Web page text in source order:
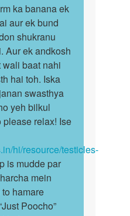
ka banana ek
aur ek bund
shukranu
Aur ek andkosh
baat nahi
hai toh. Iska
swasthya
yeh bilkul
relax! Ise
hi/resource/testicles-
is mudde par
mein
hamare
Poocho”